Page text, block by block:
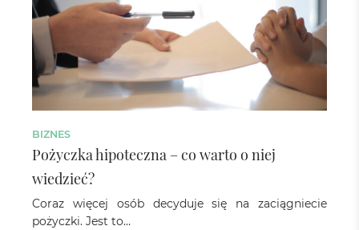
BIZNES
Pożyczka hipoteczna – co warto o niej
wiedzieć?
Coraz więcej osób decyduje się na zaciągniecie
pożyczki. Jest to…